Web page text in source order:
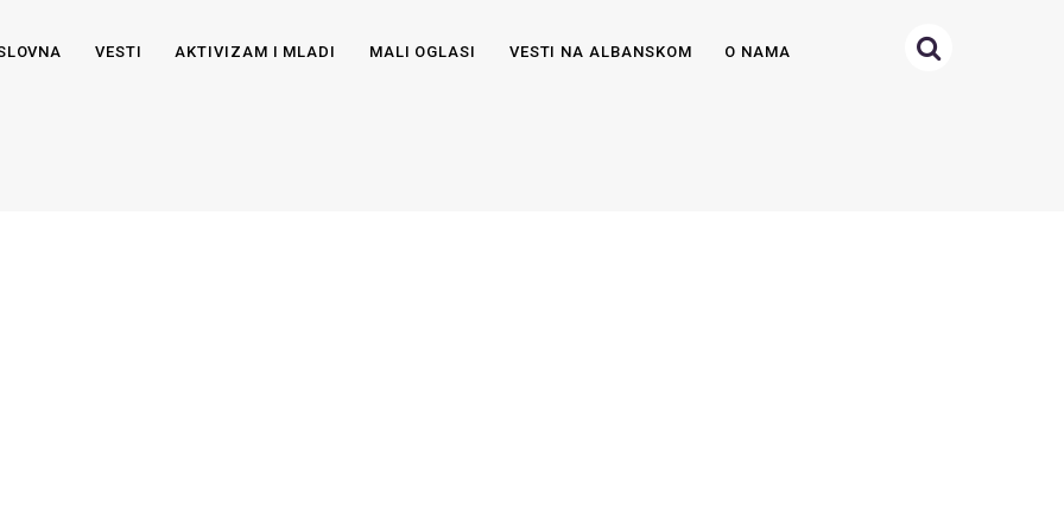
VESTI AKTIVIZAM I MLADI MALI OGLASI VESTI NA ALBANSKOM O NAMA